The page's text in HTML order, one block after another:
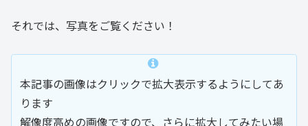
それでは、写真をご覧ください！
本記事の画像はクリックで拡大表示するようにしてあ
ります
解像度高めの画像ですので、さらに拡大してみたい場